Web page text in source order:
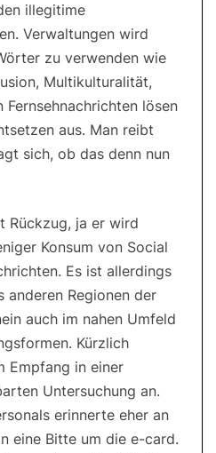
illegitime
Verwaltungen wird
zu verwenden wie
Multikulturalität,
Fernsehnachrichten lösen
aus. Man reibt
sich, ob das denn nun
Rückzug, ja er wird
Konsum von Social
Es ist allerdings
anderen Regionen der
auch im nahen Umfeld
Kürzlich
Empfang in einer
Untersuchung an.
erinnerte eher an
eine Bitte um die e-card.